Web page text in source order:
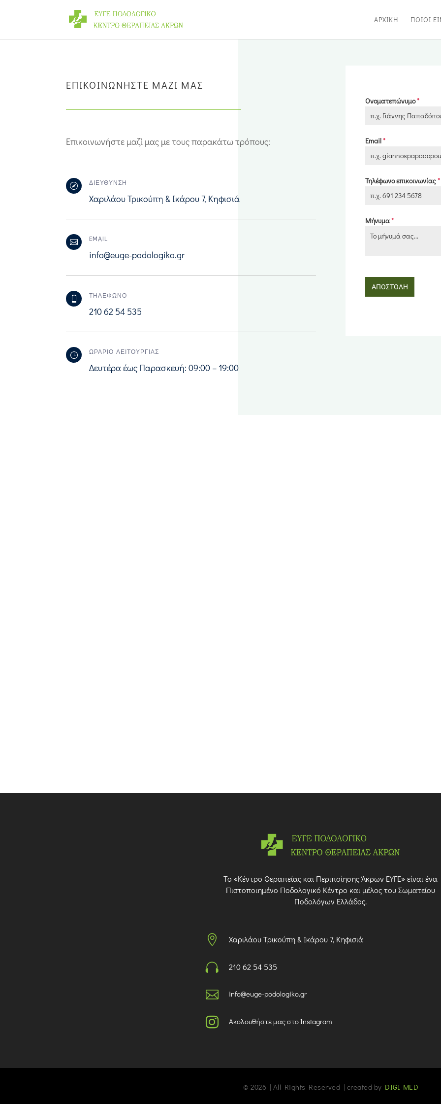
ΑΡΧΙΚΗ ΠΟΙΟΙ
ΕΠΙΚΟΙΝΩΝΗΣΤΕ ΜΑΖΙ ΜΑΣ
Επικοινωνήστε μαζί μας με τους παρακάτω τρόπους:
 ΔΙΕΥΘΥΝΣΗ
Χαριλάου Τρικούπη & Ικάρου 7, Κηφισιά
 EMAIL
info@euge-podologiko.gr
 ΤΗΛΕΦΩΝΟ
210 62 54 535
} ΩΡΑΡΙΟ ΛΕΙΤΟΥΡΓΙΑΣ
Δευτέρα έως Παρασκευή: 09:00 – 19:00
Ονοματεπώνυμο*
Email*
Τηλέφωνο επικοινωνίας*
Μήνυμα*
ΑΠΟΣΤΟΛΗ
Το «Κέντρο Θεραπείας και Περιποίησης Άκρων ΕΥΓΕ» είναι ένα
Πιστοποιημένο Ποδολογικό Κέντρο και μέλος του Σωματείου
Ποδολόγων Ελλάδος.
 Χαριλάου Τρικούπη & Ικάρου 7, Κηφισιά
 210 62 54 535
 info@euge-podologiko.gr
 Ακολουθήστε μας στο Instagram
© 2026 | All Rights Reserved | created by DIGI-MED